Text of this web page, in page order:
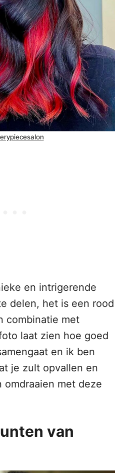
en intrigerende
delen, het is een rood
combinatie met
laat zien hoe goed
en ik ben
je zult opvallen en
met deze
van